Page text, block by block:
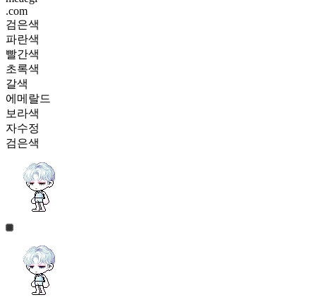
.com
검은색
파란색
빨간색
초록색
갈색
에메랄드
보라색
자수정
검은색